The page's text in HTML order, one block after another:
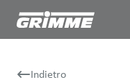
Indietro